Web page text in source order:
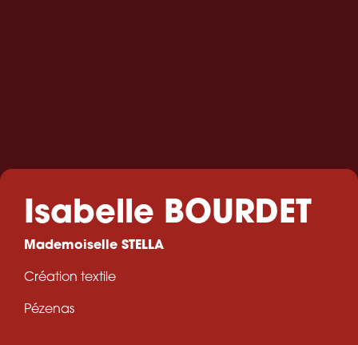
Isabelle BOURDET
Mademoiselle STELLA
Création textile
Pézenas